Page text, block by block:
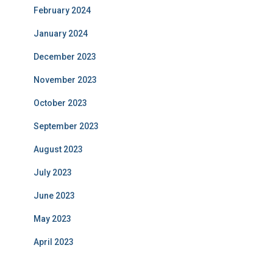
February 2024
January 2024
December 2023
November 2023
October 2023
September 2023
August 2023
July 2023
June 2023
May 2023
April 2023